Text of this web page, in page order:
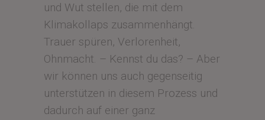
und Wut stellen, die mit dem
Klimakollaps zusammenhängt.
Trauer spüren, Verlorenheit,
Ohnmacht. – Kennst du das? – Aber
wir können uns auch gegenseitig
unterstützen in diesem Prozess und
dadurch auf einer ganz